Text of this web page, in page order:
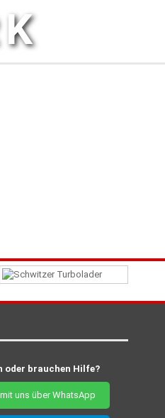
oder brauchen Hilfe?
uns über WhatsApp